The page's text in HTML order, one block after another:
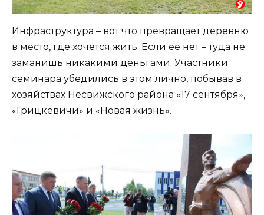
Инфраструктура – вот что превращает деревню
в место, где хочется жить. Если ее нет – туда не
заманишь никакими деньгами. Участники
семинара убедились в этом лично, побывав в
хозяйствах Несвижского района «17 сентября»,
«Грицкевичи» и «Новая жизнь».